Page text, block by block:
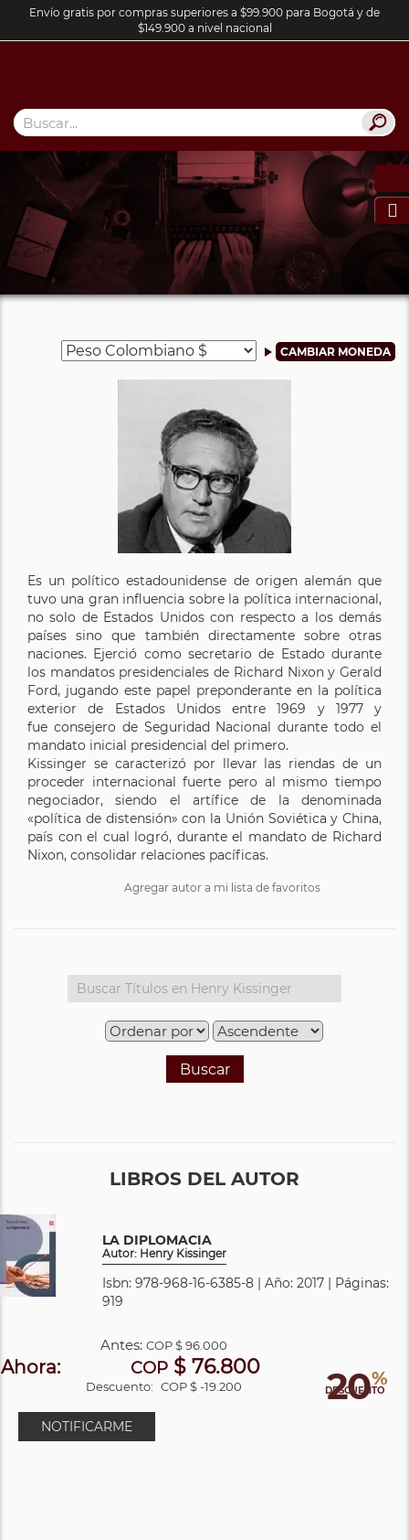
Envío gratis por compras superiores a $99.900 para Bogotá y de
$149.900 a nivel nacional

Es un político estadounidense de origen alemán que
tuvo una gran influencia sobre la política internacional,
no solo de Estados Unidos con respecto a los demás
países sino que también directamente sobre otras
naciones. Ejerció como secretario de Estado durante
los mandatos presidenciales de Richard Nixon y Gerald
Ford, jugando este papel preponderante en la política
exterior de Estados Unidos entre 1969 y 1977 y
fue consejero de Seguridad Nacional durante todo el
mandato inicial presidencial del primero.
Kissinger se caracterizó por llevar las riendas de un
proceder internacional fuerte pero al mismo tiempo
negociador, siendo el artífice de la denominada
«política de distensión» con la Unión Soviética y China,
país con el cual logró, durante el mandato de Richard
Nixon, consolidar relaciones pacíficas.
Agregar autor a mi lista de favoritos
Buscar
LIBROS DEL AUTOR
LA DIPLOMACIA
Autor: Henry Kissinger
Isbn: 978-968-16-6385-8 | Año: 2017 | Páginas:
919
20%
DESCUENTO
Antes: COP$ 96.000
Ahora: COP $ 76.800
Descuento: COP $ -19.200
NOTIFICARME